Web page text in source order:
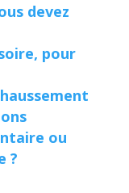
devez
pour
ou
?